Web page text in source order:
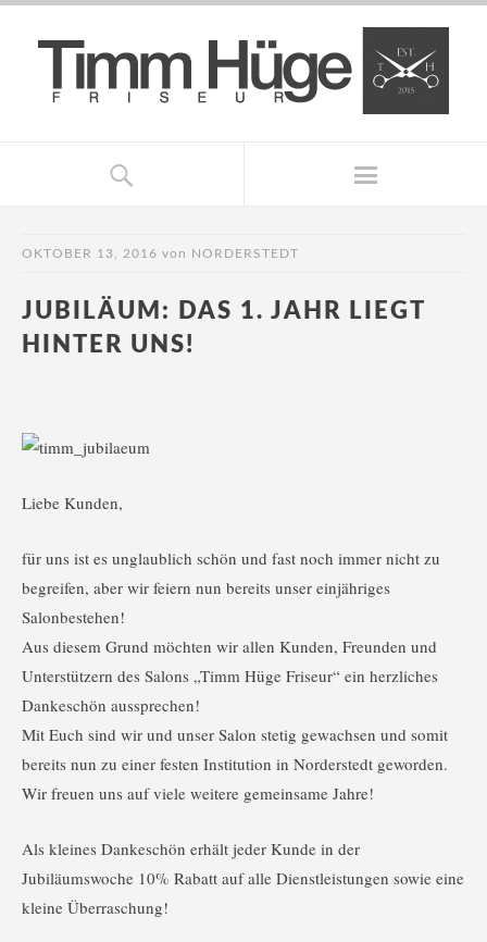
OKTOBER 13, 2016 von NORDERSTEDT
JUBILÄUM: DAS 1. JAHR LIEGT
HINTER UNS!
Liebe Kunden,
für uns ist es unglaublich schön und fast noch immer nicht zu
begreifen, aber wir feiern nun bereits unser einjähriges
Salonbestehen!
Aus diesem Grund möchten wir allen Kunden, Freunden und
Unterstützern des Salons „Timm Hüge Friseur“ ein herzliches
Dankeschön aussprechen!
Mit Euch sind wir und unser Salon stetig gewachsen und somit
bereits nun zu einer festen Institution in Norderstedt geworden.
Wir freuen uns auf viele weitere gemeinsame Jahre!
Als kleines Dankeschön erhält jeder Kunde in der
Jubiläumswoche 10% Rabatt auf alle Dienstleistungen sowie eine
kleine Überraschung!